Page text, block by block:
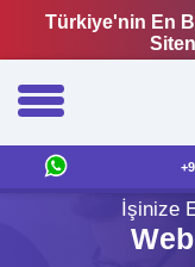
Türkiye'nin En
İşinize